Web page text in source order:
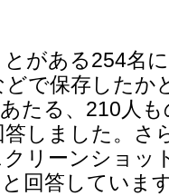
がある254名
で保存したか
たる、210人
しました。さ
リーンショッ
回答していま